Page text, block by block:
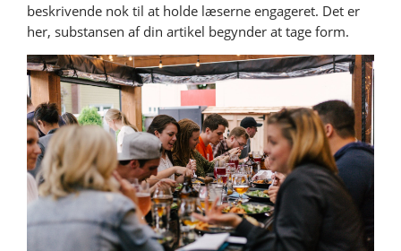
beskrivende nok til at holde læserne engageret. Det er
her, substansen af din artikel begynder at tage form.